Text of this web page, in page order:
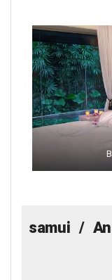
samui /